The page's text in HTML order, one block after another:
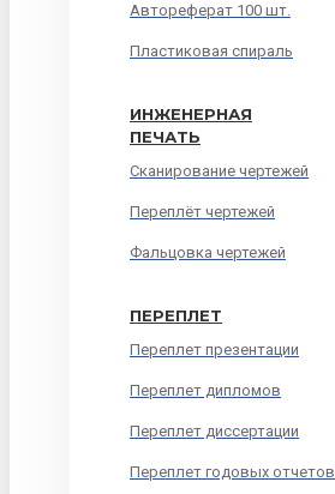
Автореферат 100 шт.
Пластиковая спираль
ИНЖЕНЕРНАЯ
ПЕЧАТЬ
Сканирование чертежей
Переплёт чертежей
Фальцовка чертежей
ПЕРЕПЛЕТ
Переплет презентации
Переплет дипломов
Переплет диссертации
Переплет годовых отчетов